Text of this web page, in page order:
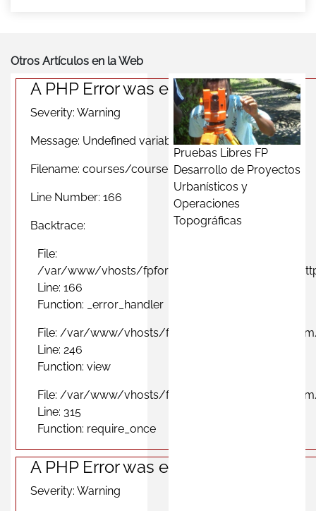
Otros Artículos en la Web
A PHP Error was encountered
Severity: Warning
Message: Undefined variable $photomas
Filename: courses/course_province_view.php
Line Number: 166
Backtrace:
File:
/var/www/vhosts/fpformacionprofesional.com/
Line: 166
Function: _error_handler
File: /var/www/vhosts/
Line: 246
Function: view
File: /var/www/vhosts/
Line: 315
Function: require_once
A PHP Error was encountered
Severity: Warning
Pruebas Libres FP
Desarrollo de Proyectos
Urbanísticos y
Operaciones
Topográficas